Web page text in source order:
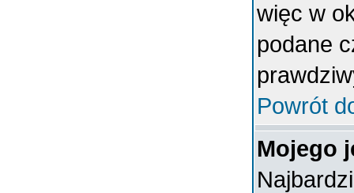
więc w
podane
Powrót
Mojego